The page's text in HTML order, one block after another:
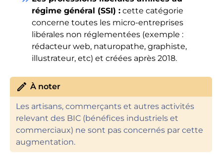
régime général (SSI) : cette catégorie
concerne toutes les micro-entreprises
libérales non réglementées (exemple :
rédacteur web, naturopathe, graphiste,
illustrateur, etc) et créées après 2018.
edit À noter
Les artisans, commerçants et autres activités
relevant des BIC (bénéfices industriels et
commerciaux) ne sont pas concernés par cette
augmentation.